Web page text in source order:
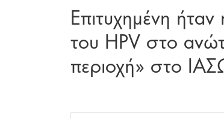
Επιτυχημένη
του HPV στο
περιοχή» στο